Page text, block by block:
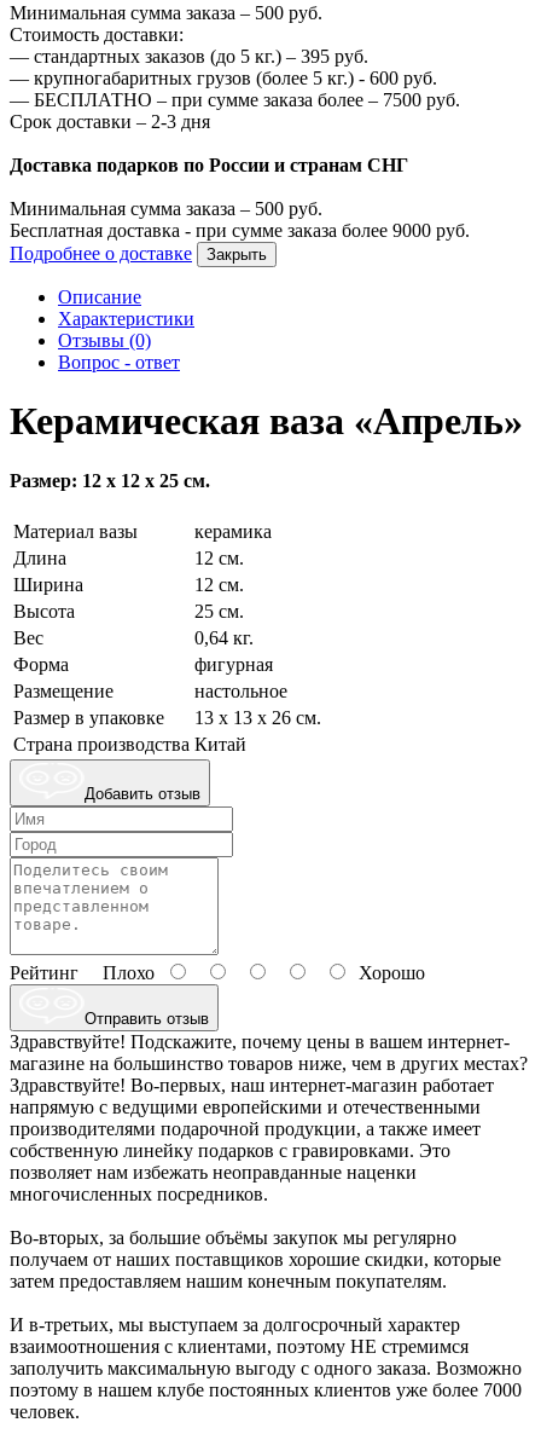
Минимальная сумма заказа – 500 руб.
Стоимость доставки:
— стандартных заказов (до 5 кг.) – 395 руб.
— крупногабаритных грузов (более 5 кг.) - 600 руб.
— БЕСПЛАТНО – при сумме заказа более – 7500 руб.
Срок доставки – 2-3 дня
Доставка подарков по России и странам СНГ
Минимальная сумма заказа – 500 руб.
Бесплатная доставка - при сумме заказа более 9000 руб.
Подробнее о доставке
Закрыть
Описание
Характеристики
Отзывы (0)
Вопрос - ответ
Керамическая ваза «Апрель»
Размер: 12 х 12 х 25 см.
Материал вазы
керамика
Длина
12 см.
Ширина
12 см.
Высота
25 см.
Вес
0,64 кг.
Форма
фигурная
Размещение
настольное
Размер в упаковке
13 х 13 х 26 см.
Страна производства Китай
Добавить отзыв
Рейтинг Плохо Хорошо
Отправить отзыв
Здравствуйте! Подскажите, почему цены в вашем интернет-
магазине на большинство товаров ниже, чем в других местах?
Здравствуйте! Во-первых, наш интернет-магазин работает
напрямую с ведущими европейскими и отечественными
производителями подарочной продукции, а также имеет
собственную линейку подарков с гравировками. Это
позволяет нам избежать неоправданные наценки
многочисленных посредников.
Во-вторых, за большие объёмы закупок мы регулярно
получаем от наших поставщиков хорошие скидки, которые
затем предоставляем нашим конечным покупателям.
И в-третьих, мы выступаем за долгосрочный характер
взаимоотношения с клиентами, поэтому НЕ стремимся
заполучить максимальную выгоду с одного заказа. Возможно
поэтому в нашем клубе постоянных клиентов уже более 7000
человек.